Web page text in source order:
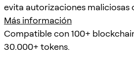
evita autorizaciones maliciosas
Más información
Compatible con 100+
30.000+ tokens.